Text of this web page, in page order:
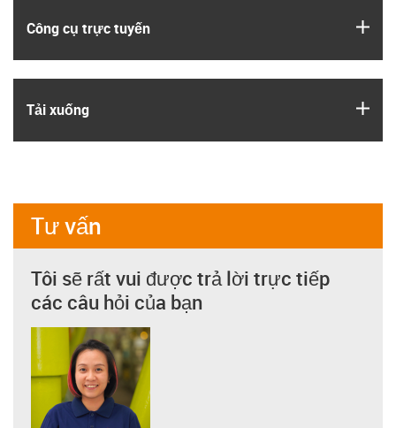
Công cụ trực tuyến
Tải xuống
Tư vấn
Tôi sẽ rất vui được trả lời trực tiếp
các câu hỏi của bạn